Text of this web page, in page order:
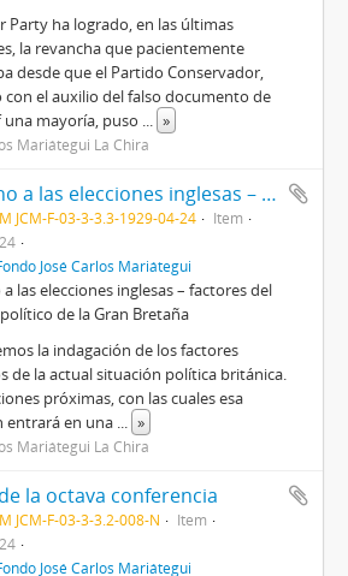
Party ha logrado, en las últimas
la revancha que pacientemente
desde que el Partido Conservador,
con el auxilio del falso documento de
mayoría, puso ... »
Mariátegui La Chira
En torno a las elecciones inglesas – factores del proceso político de la Gran Bretaña [Recorte de prensa]
JCM-F-03-3-3.3-1929-04-24
Item
José Carlos Mariátegui
las elecciones inglesas – factores del
de la Gran Bretaña
la indagación de los factores
de la actual situación política británica.
próximas, con las cuales esa
entrará en una ... »
Mariátegui La Chira
la octava conferencia
JCM-F-03-3-3.2-008-N
Item
José Carlos Mariátegui